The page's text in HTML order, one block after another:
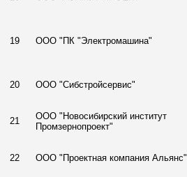
19 ООО "ПК "Электромашина"
20 ООО "Сибстройсервис"
21
ООО "Новосибирский институт
Промзернопроект"
22 ООО "Проектная компания Альянс"